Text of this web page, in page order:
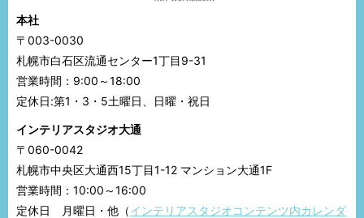
本社
〒003-0030
札幌市白石区流通センター1丁目9-31
営業時間：9:00～18:00
定休日:第1・3・5土曜日、日曜・祝日
インテリアスタジオ大通
〒060-0042
札幌市中央区大通西15丁目1-12 マンション大通1F
営業時間：10:00～16:00
定休日 月曜日・他（インテリアスタジオコンテンツ内カレンダ